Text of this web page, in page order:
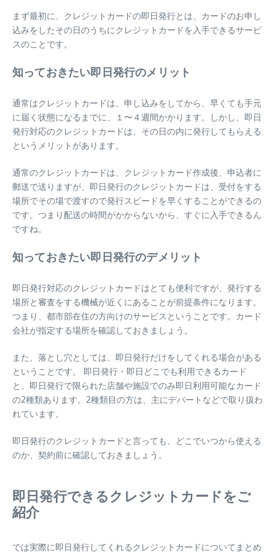
まず最初に、クレジットカードの即日発行とは、カードのお申し
込みをしたその日のうちにクレジットカードを入手できるサービ
スのことです。
知っておきたい即日発行のメリット
通常はクレジットカードは、申し込みをしてから、早くても手元
に届く状態になるまでに、１〜４週間かかります。しかし、即日
発行対応のクレジットカードは、その日の内に発行してもらえる
というメリットがあります。
通常のクレジットカードは、クレジットカード作成後、申込者に
郵送で送りますが、即日発行のクレジットカードは、受付をする
場所でその場で渡すので発行スピードを早くすることができるの
です。つまり配送の時間がかからないから、すぐに入手できるん
ですね。
知っておきたい即日発行のデメリット
即日発行対応のクレジットカードはとても便利ですが、発行する
場所と審査をする機械が近くにあることが前提条件になります。
つまり、都市部在住の方向けのサービスということです。カード
会社が指定する場所を確認しておきましょう。
また、落とし穴としては、即日発行だけをしてくれる場合がある
ということです。 即日発行・即日どこでも利用できるカード
と、即日発行で限られた店舗や施設でのみ即日利用可能なカード
の2種類あります。2種類目の方は、主にデパートなどで取り扱わ
れています。
即日発行のクレジットカードと言っても、どこでいつから使える
のか、契約前に確認しておきましょう。
即日発行できるクレジットカードをご
紹介
では実際に即日発行してくれるクレジットカードについてまとめ